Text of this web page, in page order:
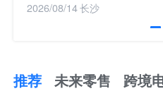
2026/08/14长沙
推荐 未来零售 跨境